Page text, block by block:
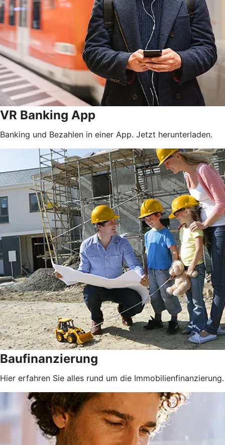
VR Banking App
Banking und Bezahlen in einer App. Jetzt herunterladen.
Baufinanzierung
Hier erfahren Sie alles rund um die Immobilienfinanzierung.